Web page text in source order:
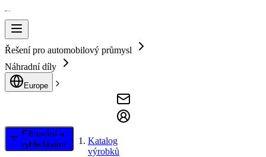
Řešení pro automobilový průmysl
Náhradní díly
Europe
Filtrování a
vyhledávání
Katalog
výrobků